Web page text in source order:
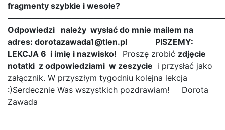
fragmenty szybkie i wesołe?
Odpowiedzi należy wysłać do mnie mailem na
adres: dorotazawada1@tlen.pl PISZEMY:
LEKCJA 6 i imię i nazwisko! Proszę zrobić zdjęcie
notatki z odpowiedziami w zeszycie i przysłać jako
załącznik. W przyszłym tygodniu kolejna lekcja
:)Serdecznie Was wszystkich pozdrawiam! Dorota
Zawada